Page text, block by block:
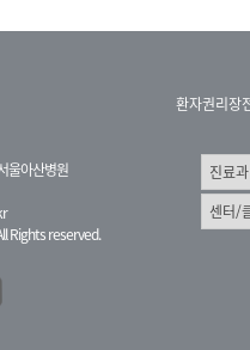
울아산병원
Rights reserved.
환자권리장